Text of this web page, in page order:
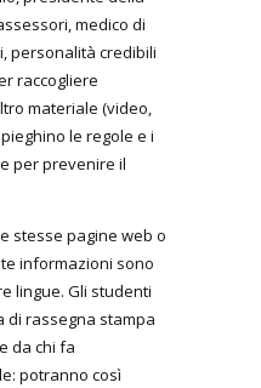
medico di
personalità credibili
raccogliere
materiale (video,
le regole e i
per prevenire il
stesse pagine web o
informazioni sono
lingue. Gli studenti
rassegna stampa
da chi fa
potranno così